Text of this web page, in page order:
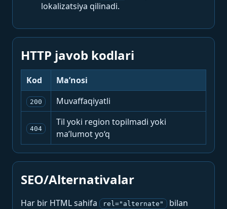
lokalizatsiya qilinadi.
HTTP javob kodlari
Kod Ma’nosi
200 Muvaffaqiyatli
404
Til yoki region topilmadi yoki
ma’lumot yo‘q
SEO/Alternativalar
Har bir HTML sahifa rel="alternate"
bilan